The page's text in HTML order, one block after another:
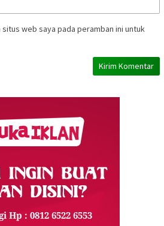
situs web saya pada peramban ini untuk